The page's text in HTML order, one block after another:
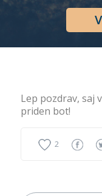
Lep pozdrav, saj
priden bot!
2